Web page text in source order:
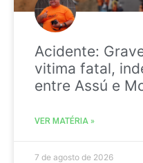
Acidente:
vitima fatal,
entre Assú e
VER MATÉRIA »
7 de agosto de 2026